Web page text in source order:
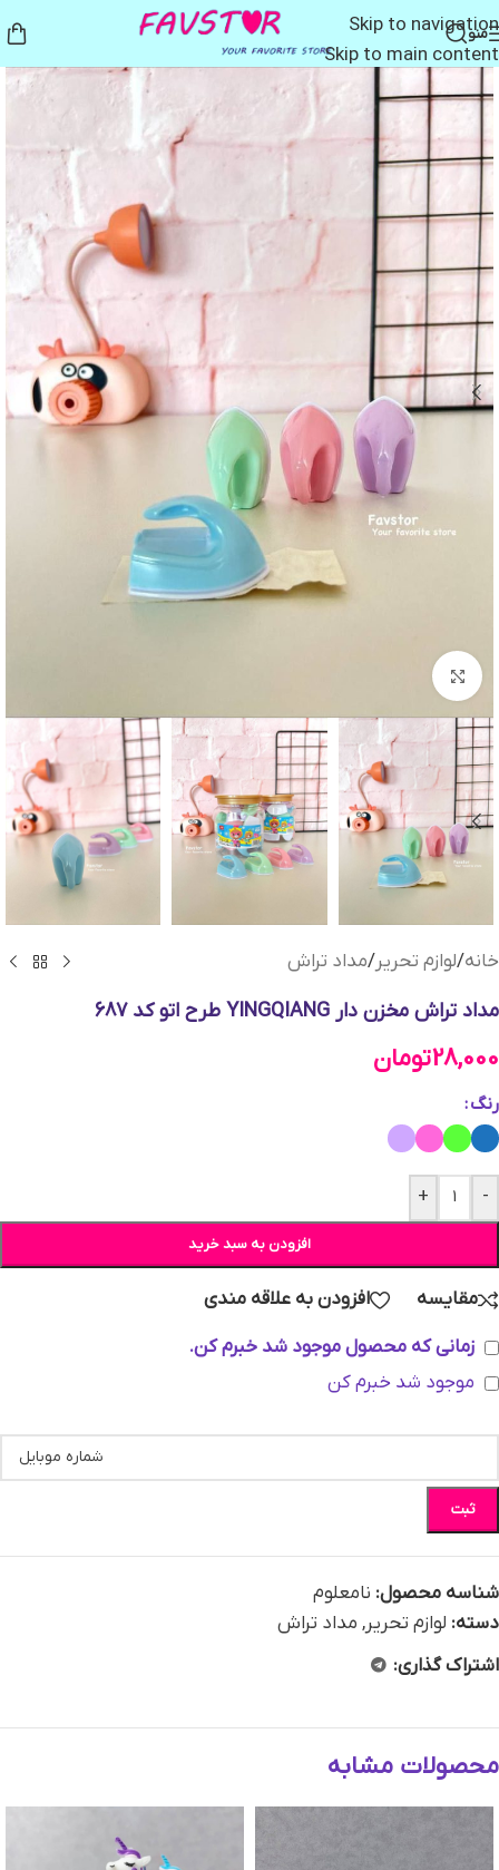
Skip to navigation
Skip to main content
منو
بزرگنمایی تصویر
خانه/لوازم تحریر/مداد تراش
مداد تراش مخزن دار YINGQIANG طرح اتو کد 687
28,000تومان
رنگ
-
+
افزودن به سبد خرید
مقایسه
افزودن به علاقه مندی
زمانی که محصول موجود شد خبرم کن.
موجود شد خبرم کن
ثبت
شناسه محصول: نامعلوم
دسته: لوازم تحریر, مداد تراش
اشتراک گذاری:
محصولات مشابه